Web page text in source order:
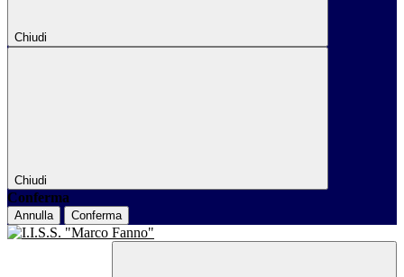
Chiudi
Chiudi
Conferma
Annulla Conferma